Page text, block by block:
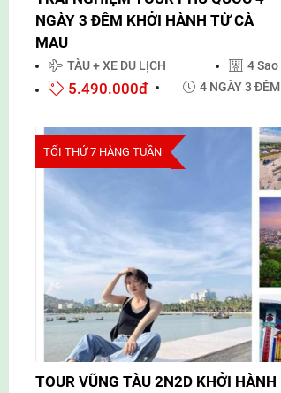
NGÀY 3 ĐÊM KHỞI HÀNH TỪ CÀ
MAU
TÀU + XE DU LỊCH 4 Sao
5.490.000đ 4 NGÀY 3 ĐÊM
TỐI THỨ 7 HÀNG TUẦN
TOUR VŨNG TÀU 2N2D KHỞI HÀNH